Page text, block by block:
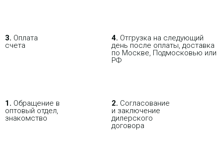
3. Оплата
счета
4. Отгрузка на следующий
день после оплаты, доставка
по Москве, Подмосковью или
РФ
1. Обращение в
оптовый отдел,
знакомство
2. Согласование
и заключение
дилерского
договора